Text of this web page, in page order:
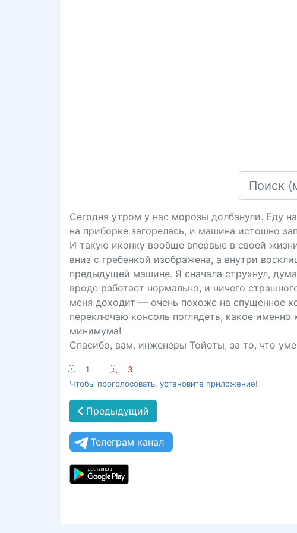
Сегодня утром у нас морозы долбанули. Еду
на приборке загорелась, и машина истошно
И такую иконку вообще впервые в своей
вниз с гребенкой изображена, а внутри
предыдущей машине. Я сначала струхнул,
вроде работает нормально, и ничего
меня доходит — очень похоже на спущенное
переключаю консоль поглядеть, какое
минимума!
Спасибо, вам, инженеры Тойоты, за то, что
:-) 1 :-(
3
Чтобы проголосовать, установите приложение!
Предыдущий
Телеграм канал